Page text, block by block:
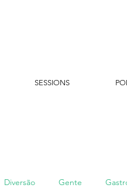
Diversão Gente
SESSIONS